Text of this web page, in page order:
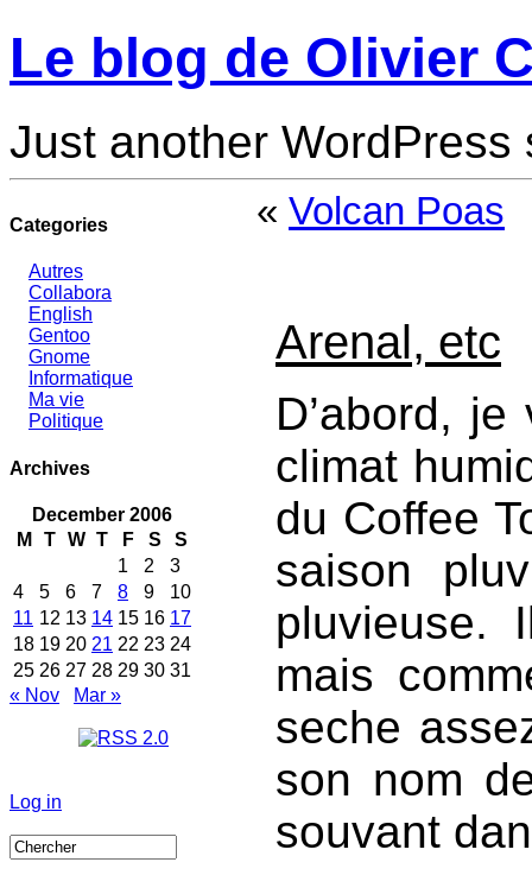
Le blog de Olivier
Just another WordPress
Categories
Autres
Collabora
English
Gentoo
Gnome
Informatique
Ma vie
Politique
Archives
December 2006
M
T W T F S
S
1
2
3
4
5 6 7 8 9
10
11 12 13 14 15 16 17
18 19 20 21 22 23 24
25 26 27 28 29 30 31
« Nov
Mar »
Log in
« Volcan Poas
Arenal, etc
D’abord,
climat
du Coffee
saison
pluvieuse.
mais
seche
son nom
souvant